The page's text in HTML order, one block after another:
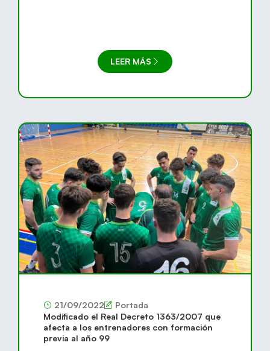
LEER MÁS
21/09/2022
Portada
Modificado el Real Decreto 1363/2007 que
afecta a los entrenadores con formación
previa al año 99